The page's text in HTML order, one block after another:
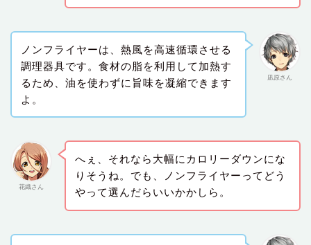
凪原さん
ノンフライヤーは、熱風を高速循環させる
調理器具です。食材の脂を利用して加熱す
るため、油を使わずに旨味を凝縮できます
よ。
花織さん
へぇ、それなら大幅にカロリーダウンにな
りそうね。でも、ノンフライヤーってどう
やって選んだらいいかかしら。